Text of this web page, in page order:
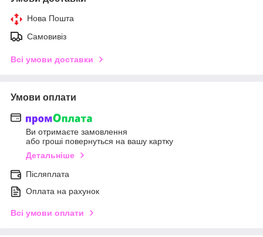
Нова Пошта
Самовивіз
Всі умови доставки
Умови оплати
Ви отримаєте замовлення
або гроші повернуться на вашу картку
Детальніше
Післяплата
Оплата на рахунок
Всі умови оплати